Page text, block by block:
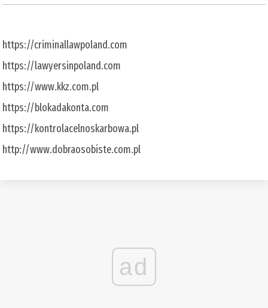
https://criminallawpoland.com
https://lawyersinpoland.com
https://www.kkz.com.pl
https://blokadakonta.com
https://kontrolacelnoskarbowa.pl
http://www.dobraosobiste.com.pl
ad